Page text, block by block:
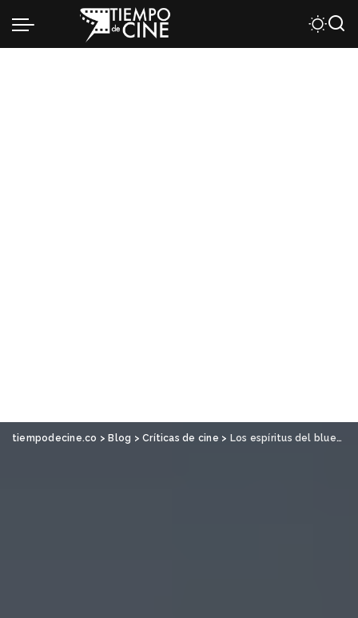
tiempodecine.co > Blog >Críticas de cine > Los espíritus del blues: Pecadores, de Ryan Coogler